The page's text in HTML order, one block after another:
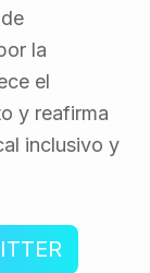
la
el
y reafirma
inclusivo y